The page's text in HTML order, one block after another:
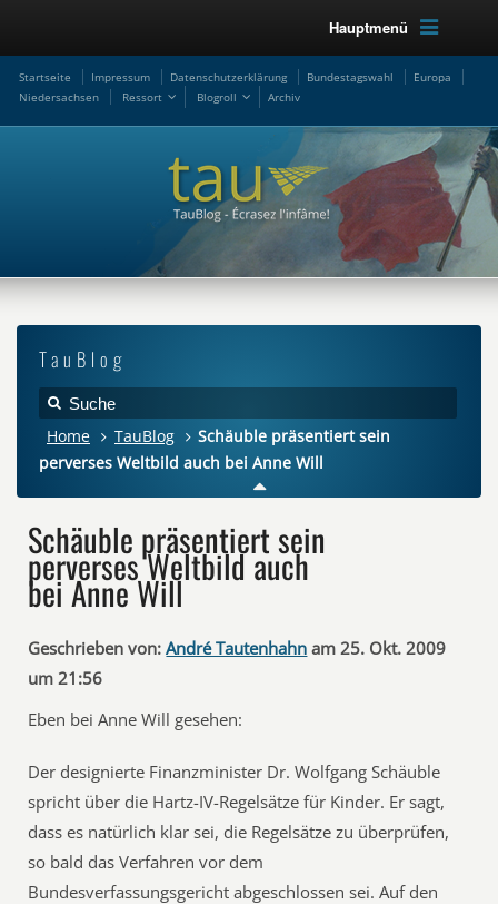
Hauptmenü
Startseite Impressum Datenschutzerklärung Bundestagswahl
Europa
Niedersachsen
Ressort Blogroll Archiv
TauBlog
Home TauBlog
Schäuble präsentiert sein
perverses Weltbild auch bei Anne Will
Schäuble präsentiert sein
perverses Weltbild auch
bei Anne Will
Geschrieben von: André Tautenhahn am 25. Okt. 2009
um 21:56
Eben bei Anne Will gesehen:
Der designierte Finanzminister Dr. Wolfgang Schäuble
spricht über die Hartz-IV-Regelsätze für Kinder. Er sagt,
dass es natürlich klar sei, die Regelsätze zu überprüfen,
so bald das Verfahren vor dem
Bundesverfassungsgericht abgeschlossen sei. Auf den